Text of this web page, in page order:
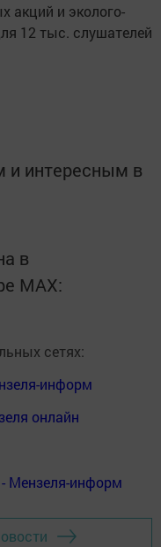
акций и эколого-
12 тыс. слушателей
интересным в
в
MАХ:
сетях:
информ
онлайн
Мензеля-информ